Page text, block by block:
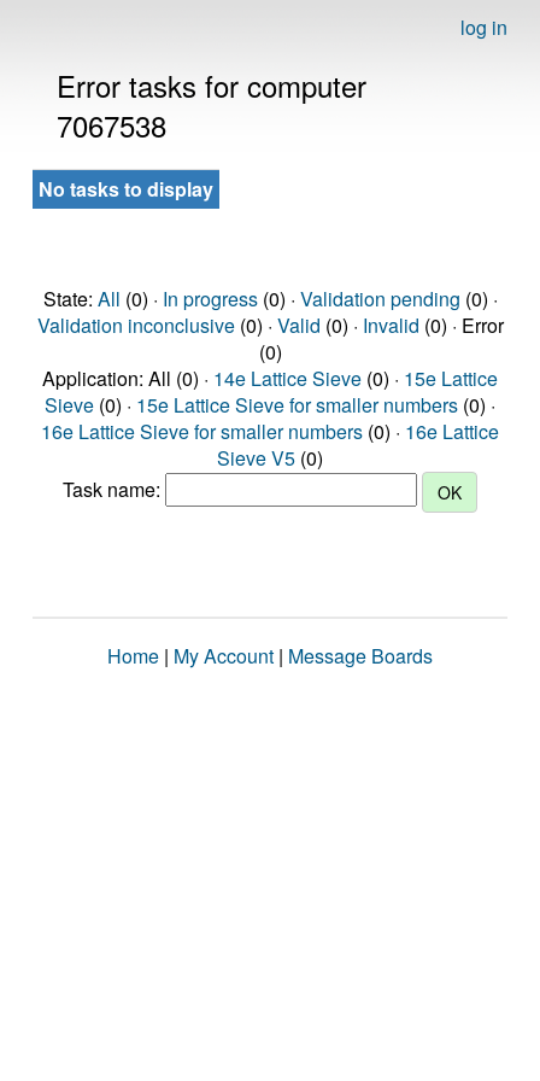
log in
Error tasks for computer
7067538
No tasks to display
State: All (0) · In progress(0) · Validation pending (0) ·
Validation inconclusive(0) · Valid (0) · Invalid (0) · Error
(0)
Application: All (0) · 14e Lattice Sieve (0) · 15e Lattice
Sieve (0) · 15e Lattice Sieve for smaller numbers (0) ·
16e Lattice Sieve for smaller numbers (0) · 16e Lattice
Sieve V5 (0)
Task name:
Home | My Account | Message Boards